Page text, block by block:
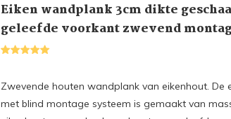
Eiken wandplank 3cm dikte
geleefde voorkant zwevend
Zwevende houten wandplank van eikenhout. De
met blind montage systeem is gemaakt van